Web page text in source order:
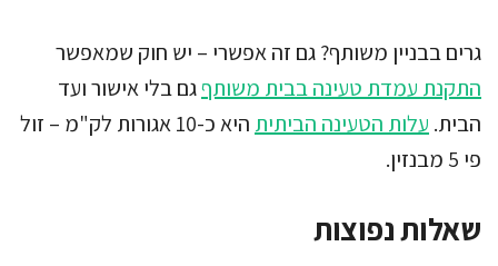
גרים בבניין משותף? גם זה אפשרי – יש חוק שמאפשר
התקנת עמדת טעינה בבית משותףגם בלי אישור ועד
הבית. עלות הטעינה הביתית
היא כ-10 אגורות לק"מ – זול
פי 5 מבנזין.
שאלות נפוצות